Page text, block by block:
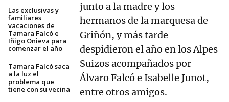
Las exclusivas y
familiares
vacaciones de
Tamara Falcó e
Iñigo Onieva para
comenzar el año
Tamara Falcó saca
a la luz el
problema que
tiene con su vecina
junto a la madre y los
hermanos de la marquesa de
Griñón, y más tarde
despidieron el año en los Alpes
Suizos acompañados por
Álvaro Falcó e Isabelle Junot,
entre otros amigos.